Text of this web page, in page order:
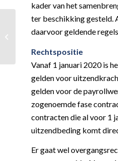
kader van het
ter beschikking gesteld.
daarvoor geldende
Rechtspositie
Vanaf 1 januari 2020 is
gelden voor
gelden voor de
zogenoemde fase
contracten die al voor 1
uitzendbeding komt
Er gaat wel
kleineondernemersregeling